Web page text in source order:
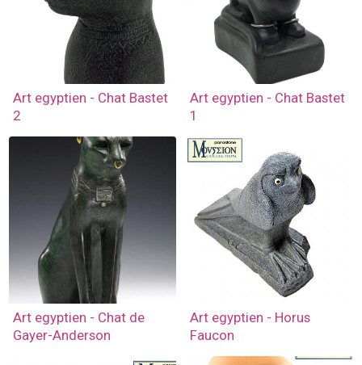
Art egyptien - Chat Bastet
2
Art egyptien - Chat Bastet
1
Art egyptien - Chat de
Gayer-Anderson
Art egyptien - Horus
Faucon